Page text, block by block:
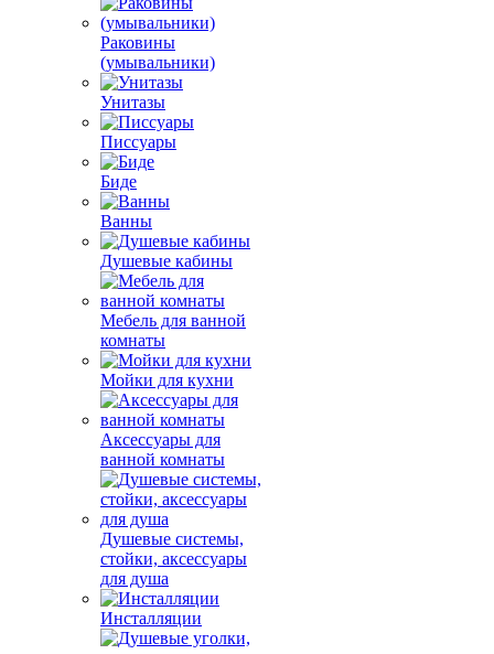
Раковины
(умывальники)
Унитазы
Писсуары
Биде
Ванны
Душевые кабины
Мебель для ванной
комнаты
Мойки для кухни
Аксессуары для
ванной комнаты
Душевые системы,
стойки, аксессуары
для душа
Инсталляции